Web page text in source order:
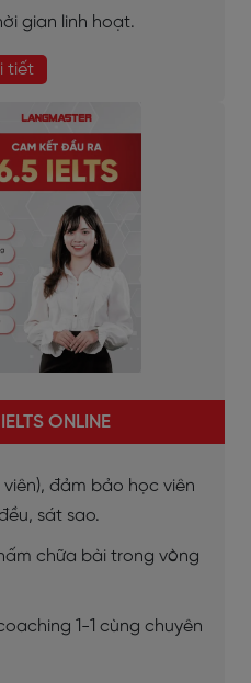
gian linh hoạt.
tiết
ONLINE
viên), đảm bảo học viên
sát sao.
chữa bài trong vòng
1-1 cùng chuyên